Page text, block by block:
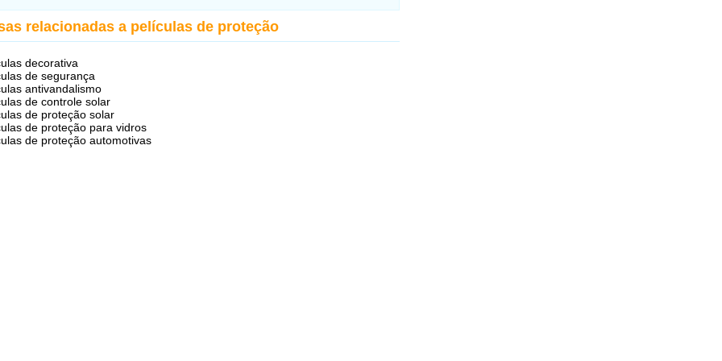
relacionadas a películas de proteção
decorativa
de segurança
antivandalismo
de controle solar
de proteção solar
de proteção para vidros
de proteção automotivas